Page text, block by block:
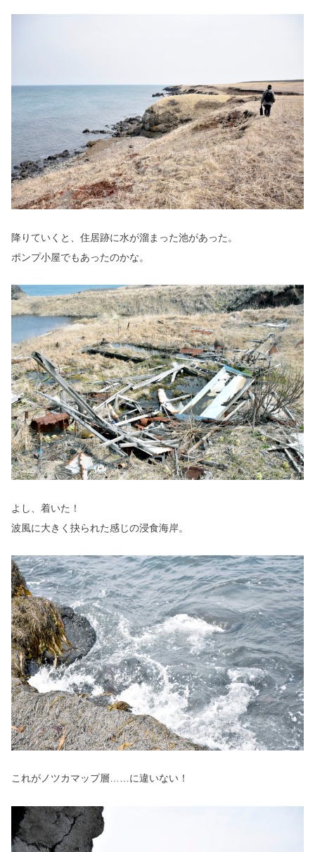
降りていくと、住居跡に水が溜まった池があった。
ポンプ小屋でもあったのかな。
よし、着いた！
波風に大きく抉られた感じの浸食海岸。
これがノツカマップ層……に違いない！